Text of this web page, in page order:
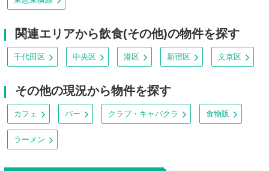
関連エリアから飲食(その他)の物件を探す
千代田区 中央区 港区 新宿区 文京区
その他の現況から物件を探す
カフェ バー クラブ・キャバクラ 食物販
ラーメン